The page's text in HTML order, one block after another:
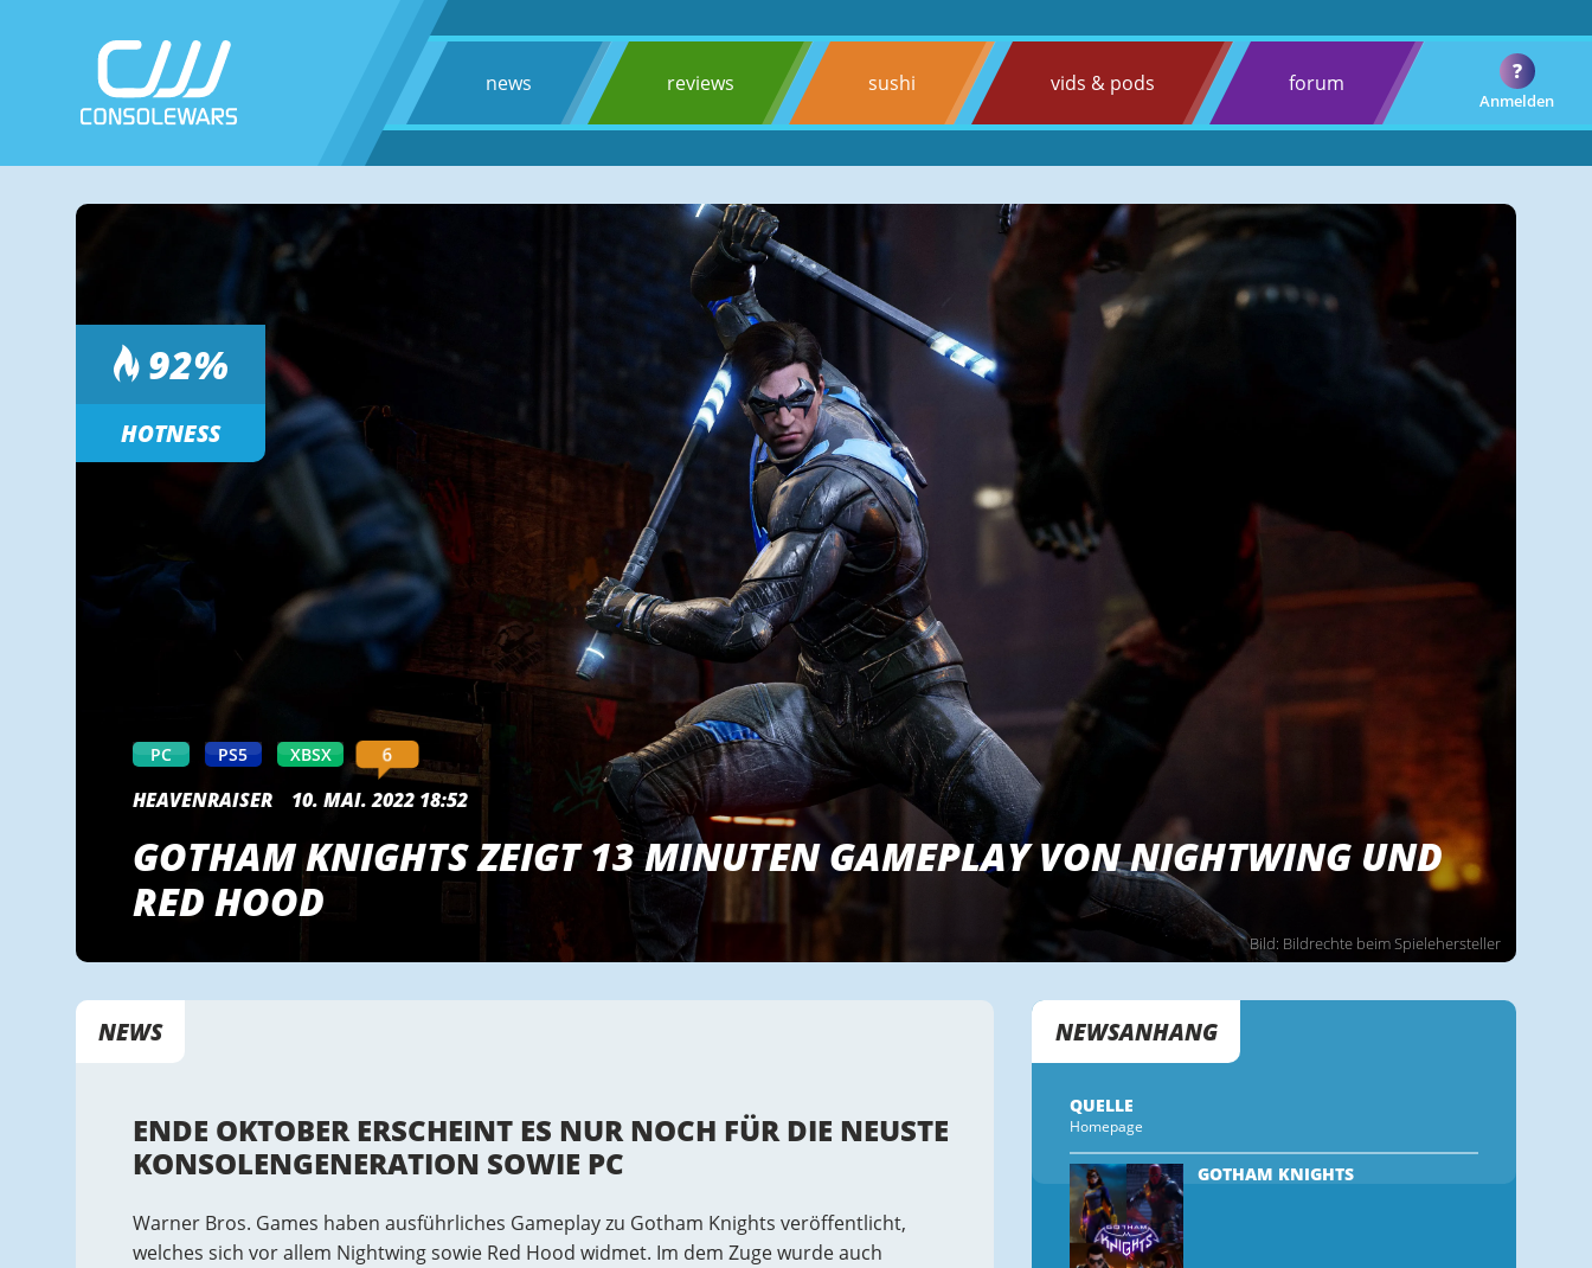
news reviews sushi vids & pods forum
Anmelden
?
Bild: Bildrechte beim Spielehersteller
92%
HOTNESS
PC PS5 XBSX 6
HEAVENRAISER 10. MAI. 2022 18:52
GOTHAM KNIGHTS ZEIGT 13 MINUTEN GAMEPLAY VON NIGHTWING UND
RED HOOD
NEWS
ENDE OKTOBER ERSCHEINT ES NUR NOCH FÜR DIE NEUSTE
KONSOLENGENERATION SOWIE PC
Warner Bros. Games haben ausführliches Gameplay zu Gotham Knights veröffentlicht,
welches sich vor allem Nightwing sowie Red Hood widmet. Im dem Zuge wurde auch
NEWSANHANG
QUELLE
Homepage
GOTHAM KNIGHTS